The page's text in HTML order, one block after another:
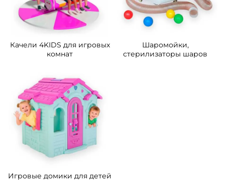
Качели 4KIDS для игровых
комнат
Шаромойки,
стерилизаторы шаров
Игровые домики для детей